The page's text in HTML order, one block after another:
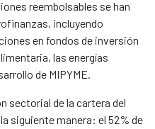
reembolsables se han
incluyendo
en fondos de inversión
las energías
de MIPYME.
sectorial de la cartera del
siguiente manera: el 52% de